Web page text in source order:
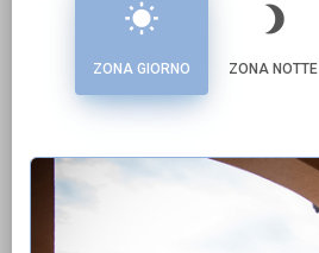
wb_sunny
ZONA GIORNO
brightness_3
ZONA NOTTE